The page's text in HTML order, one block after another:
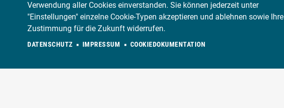
Verwendung aller Cookies einverstanden. Sie können jederzeit unter
"Einstellungen" einzelne Cookie-Typen akzeptieren und ablehnen sowie Ihre
Zustimmung für die Zukunft widerrufen.
DATENSCHUTZ IMPRESSUM COOKIEDOKUMENTATION